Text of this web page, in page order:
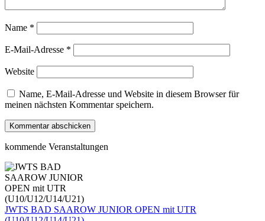
Name *
E-Mail-Adresse *
Website
Name, E-Mail-Adresse und Website in diesem Browser für
meinen nächsten Kommentar speichern.
kommende Veranstaltungen
JWTS BAD SAAROW JUNIOR OPEN mit UTR